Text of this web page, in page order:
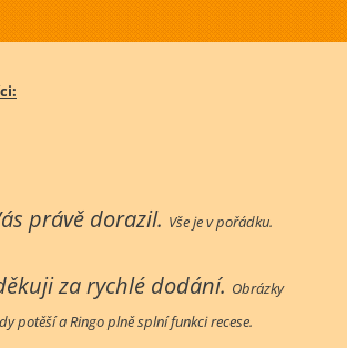
právě dorazil. Vše je v pořádku.
za rychlé dodání. Obrázky
potěší a Ringo plně splní funkci recese.